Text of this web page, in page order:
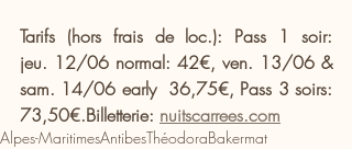
Tarifs (hors frais de loc.): Pass 1 soir:
jeu. 12/06 normal: 42€, ven. 13/06 &
sam. 14/06 early  36,75€, Pass 3 soirs:
73,50€.Billetterie: nuitscarrees.com
Alpes-MaritimesAntibesThéodoraBakermat